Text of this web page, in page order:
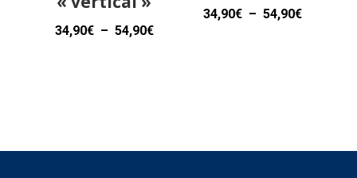
34,90€ – 54,90€Plage
34,90€ – 54,90€Plage